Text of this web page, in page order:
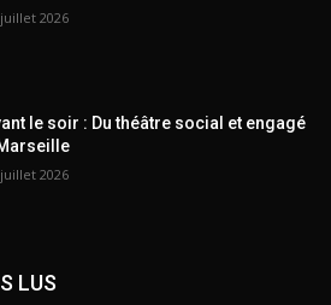
2026
le soir : Du théâtre social et engagé
2026
LUS